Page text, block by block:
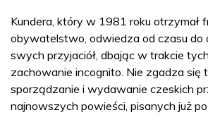
Kundera, który w 1981 roku otrzymał
obywatelstwo, odwiedza od czasu do
swych przyjaciół, dbając w trakcie
zachowanie incognito. Nie zgadza się
sporządzanie i wydawanie czeskich
najnowszych powieści, pisanych już